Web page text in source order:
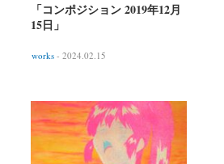
「コンポジション 2019年12月
15日」
works - 2024.02.15